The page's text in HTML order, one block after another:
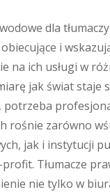
dla
i
na ich usługi w
jak świat staje
potrzeba
rośnie zarówno
jak i instytucji
Tłumacze
nie tylko w